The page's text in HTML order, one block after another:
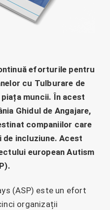
eforturile pentru
cu Tulburare de
muncii. În acest
Ghidul de Angajare,
companiilor care
incluziune. Acest
european Autism
(ASP) este un efort
organizații